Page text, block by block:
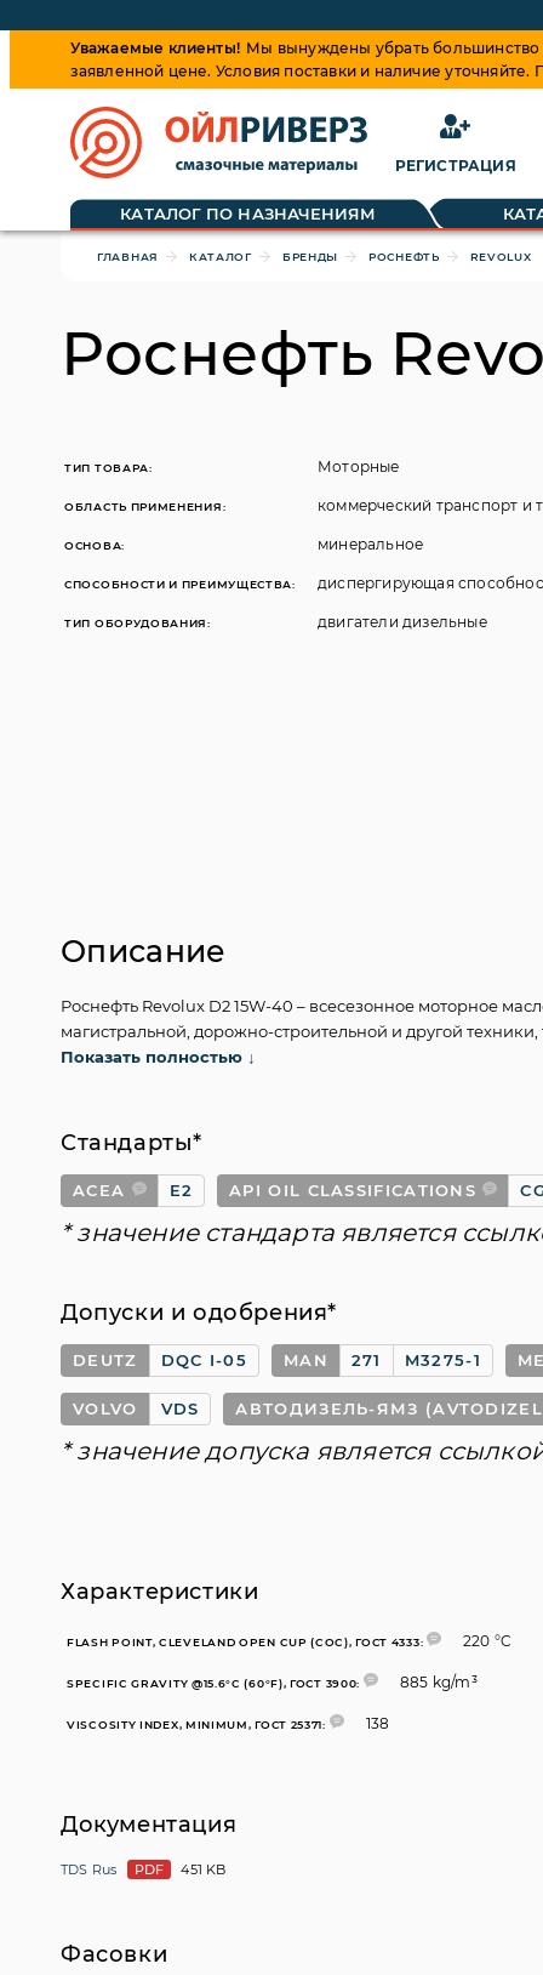
Уважаемые клиенты! Мы вынуждены убрать большинство
заявленной цене. Условия поставки и наличие
РЕГИСТРАЦИЯ
КАТАЛОГ ПО НАЗНАЧЕНИЯМ
Обращаем ваше внимание, что цена на товары
ГЛАВНАЯ КАТАЛОГ БРЕНДЫ РОСНЕФТЬ REVOLUX
Роснефть
ТИП ТОВАРА: Моторные
ОБЛАСТЬ ПРИМЕНЕНИЯ: коммерческий транспорт и
ОСНОВА: минеральное
СПОСОБНОСТИ И ПРЕИМУЩЕСТВА: диспергирующая
ТИП ОБОРУДОВАНИЯ: двигатели дизельные
Описание
Роснефть Revolux D215W-40 – всесезонное моторное
магистральной, дорожно-строительной и другой техники
экологических стандартов Евро
Показать полностью ↓
Стандарты*
ACEA E2 API OIL CLASSIFICATIONS
* значение стандарта является
Допуски и одобрения*
DEUTZ DQC I-05 MAN 271 M3275-1
VOLVO VDS АВТОДИЗЕЛЬ-ЯМЗ
* значение допуска является
Характеристики
FLASH POINT, CLEVELAND OPEN CUP (COC), ГОСТ 4333: 220 °C
SPECIFIC GRAVITY @15.6°C (60°F), ГОСТ 3900: 885 kg/m³
VISCOSITY INDEX, MINIMUM, ГОСТ 25371: 138
Документация
TDS Rus PDF 451 KB
Фасовки